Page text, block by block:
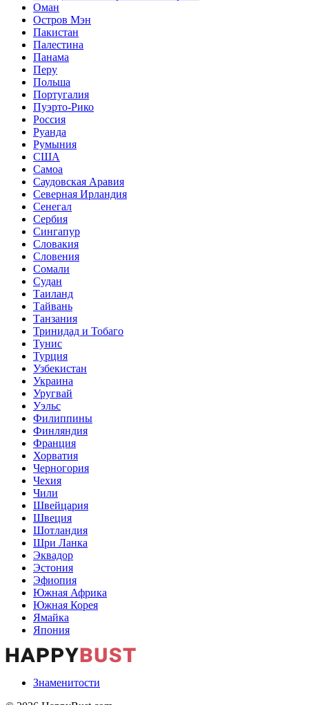
Оман
Остров Мэн
Пакистан
Палестина
Панама
Перу
Польша
Португалия
Пуэрто-Рико
Россия
Руанда
Румыния
США
Самоа
Саудовская Аравия
Северная Ирландия
Сенегал
Сербия
Сингапур
Словакия
Словения
Сомали
Судан
Таиланд
Тайвань
Танзания
Тринидад и Тобаго
Тунис
Турция
Узбекистан
Украина
Уругвай
Уэльс
Филиппины
Финляндия
Франция
Хорватия
Черногория
Чехия
Чили
Швейцария
Швеция
Шотландия
Шри Ланка
Эквадор
Эстония
Эфиопия
Южная Африка
Южная Корея
Ямайка
Япония
Знаменитости